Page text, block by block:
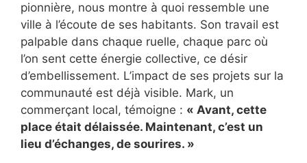
pionnière, nous montre à quoi ressemble une
ville à l’écoute de ses habitants. Son travail est
palpable dans chaque ruelle, chaque parc où
l’on sent cette énergie collective, ce désir
d’embellissement. L’impact de ses projets sur la
communauté est déjà visible. Mark, un
commerçant local, témoigne : « Avant, cette
place était délaissée. Maintenant, c’est un
lieu d’échanges, de sourires. »